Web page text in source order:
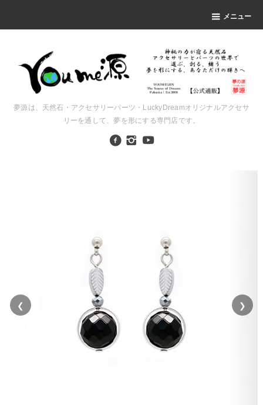
メニュー
夢源は、天然石・アクセサリーパーツ・LuckyDreamオリジナルアクセサ
リーを通して、夢を形にする専門店です。
❮ ❯